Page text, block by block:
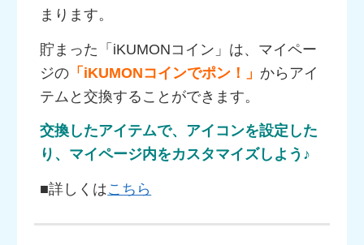
まります。
貯まった「iKUMONコイン」は、マイペー
ジの 「iKUMONコインでポン！」 からアイ
テムと交換することができます。
交換したアイテムで、アイコンを設定した
り、マイページ内をカスタマイズしよう♪
■詳しくはこちら